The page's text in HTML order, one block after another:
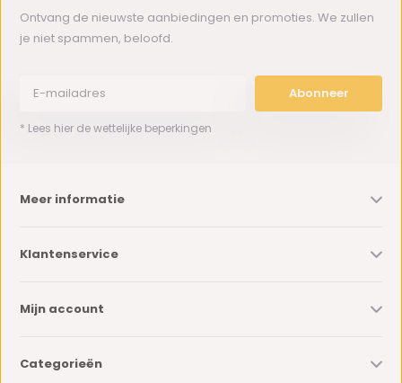
Ontvang de nieuwste aanbiedingen en promoties. We zullen
je niet spammen, beloofd.
Abonneer
* Lees hier de wettelijke beperkingen
Meer informatie
Klantenservice
Mijn account
Categorieën